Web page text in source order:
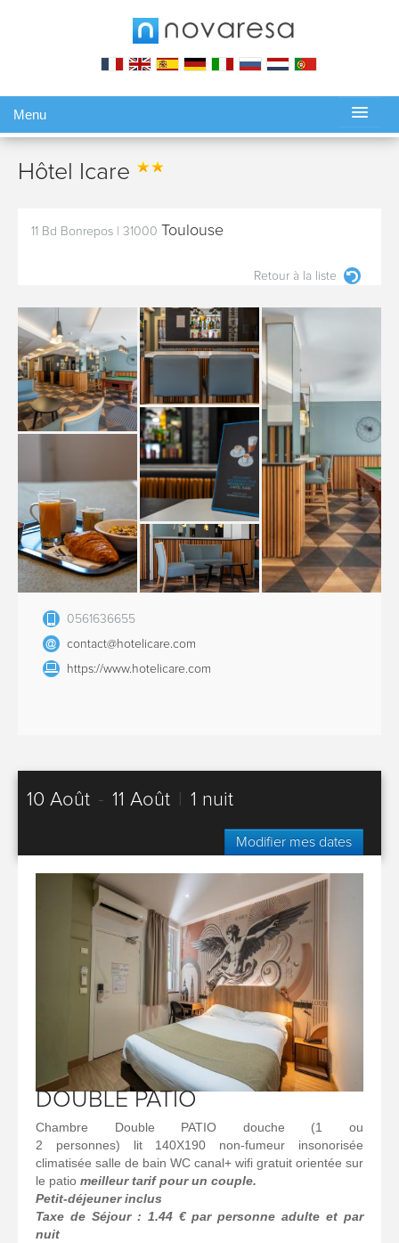
Menu
Hôtel Icare
11 Bd Bonrepos 31000 Toulouse
Retour à la liste
0561636655
contact@hotelicare.com
https://www.hotelicare.com
10 Août - 11 Août 1 nuit
Modifier mes dates
DOUBLE PATIO
Chambre Double PATIO douche (1 ou
2 personnes) lit 140X190 non-fumeur insonorisée
climatisée salle de bain WC canal+ wifi gratuit orientée sur
le patio meilleur tarif pour un couple.
Petit-déjeuner inclus
Taxe de Séjour : 1.44 € par personne adulte et par
nuit